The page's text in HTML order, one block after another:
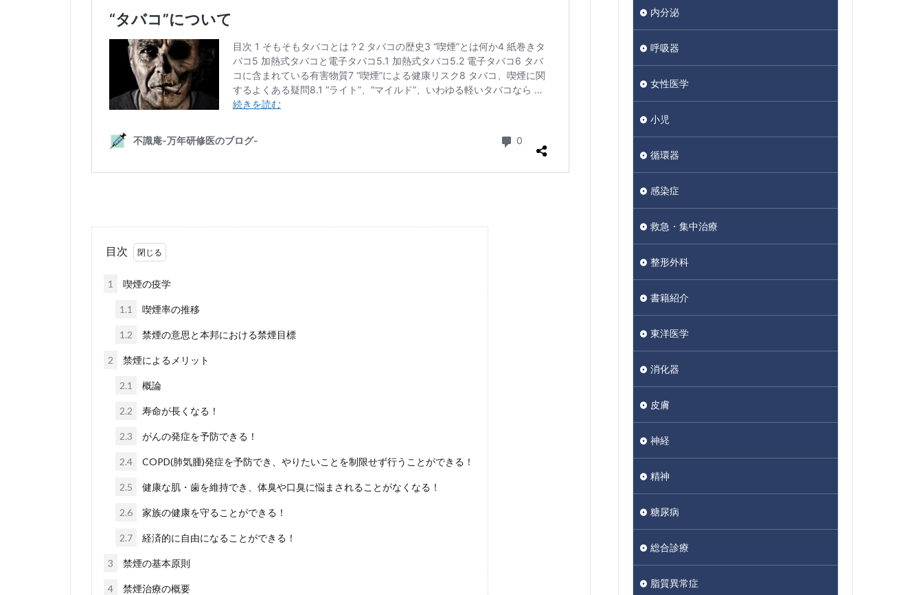
目次
1 喫煙の疫学
1.1 喫煙率の推移
1.2 禁煙の意思と本邦における禁煙目標
2 禁煙によるメリット
2.1 概論
2.2 寿命が長くなる！
2.3 がんの発症を予防できる！
2.4 COPD(肺気腫)発症を予防でき、やりたいことを制限せず行うことができる！
2.5 健康な肌・歯を維持でき、体臭や口臭に悩まされることがなくなる！
2.6 家族の健康を守ることができる！
2.7 経済的に自由になることができる！
3 禁煙の基本原則
4 禁煙治療の概要
内分泌
呼吸器
女性医学
小児
循環器
感染症
救急・集中治療
整形外科
書籍紹介
東洋医学
消化器
皮膚
神経
精神
糖尿病
総合診療
脂質異常症